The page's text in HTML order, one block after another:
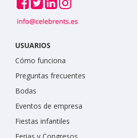
USUARIOS
Cómo funciona
Preguntas frecuentes
Bodas
Eventos de empresa
Fiestas infantiles